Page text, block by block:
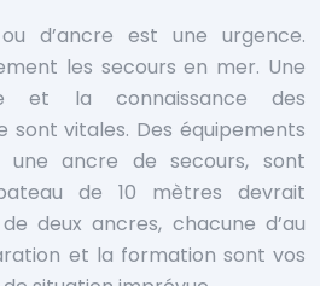
d’ancre est une urgence.
les secours en mer. Une
et la connaissance des
sont vitales. Des équipements
une ancre de secours, sont
de 10 mètres devrait
deux ancres, chacune d’au
et la formation sont vos